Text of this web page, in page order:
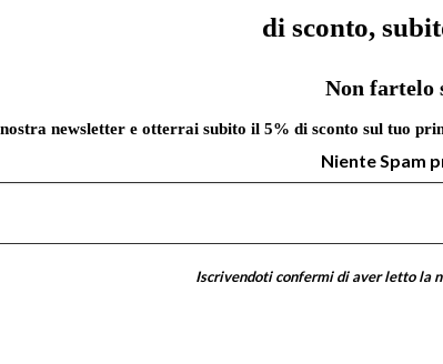
di sconto,
Non fartelo
newsletter e otterrai subito il 5% di sconto sul tuo
Niente Spam
Iscrivendoti confermi di aver letto la